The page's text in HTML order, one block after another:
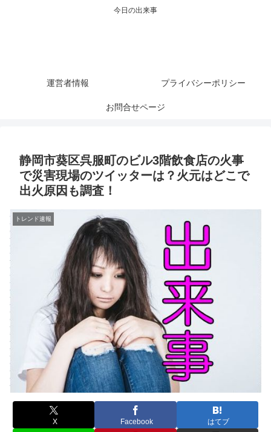
今日の出来事
運営者情報 プライバシーポリシー
お問合せページ
静岡市葵区呉服町のビル3階飲食店の火事
で災害現場のツイッターは？火元はどこで
出火原因も調査！
トレンド速報
X Facebook はてブ